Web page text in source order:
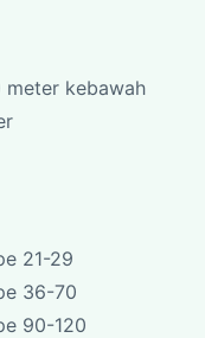
meter kebawah
21-29
36-70
90-120